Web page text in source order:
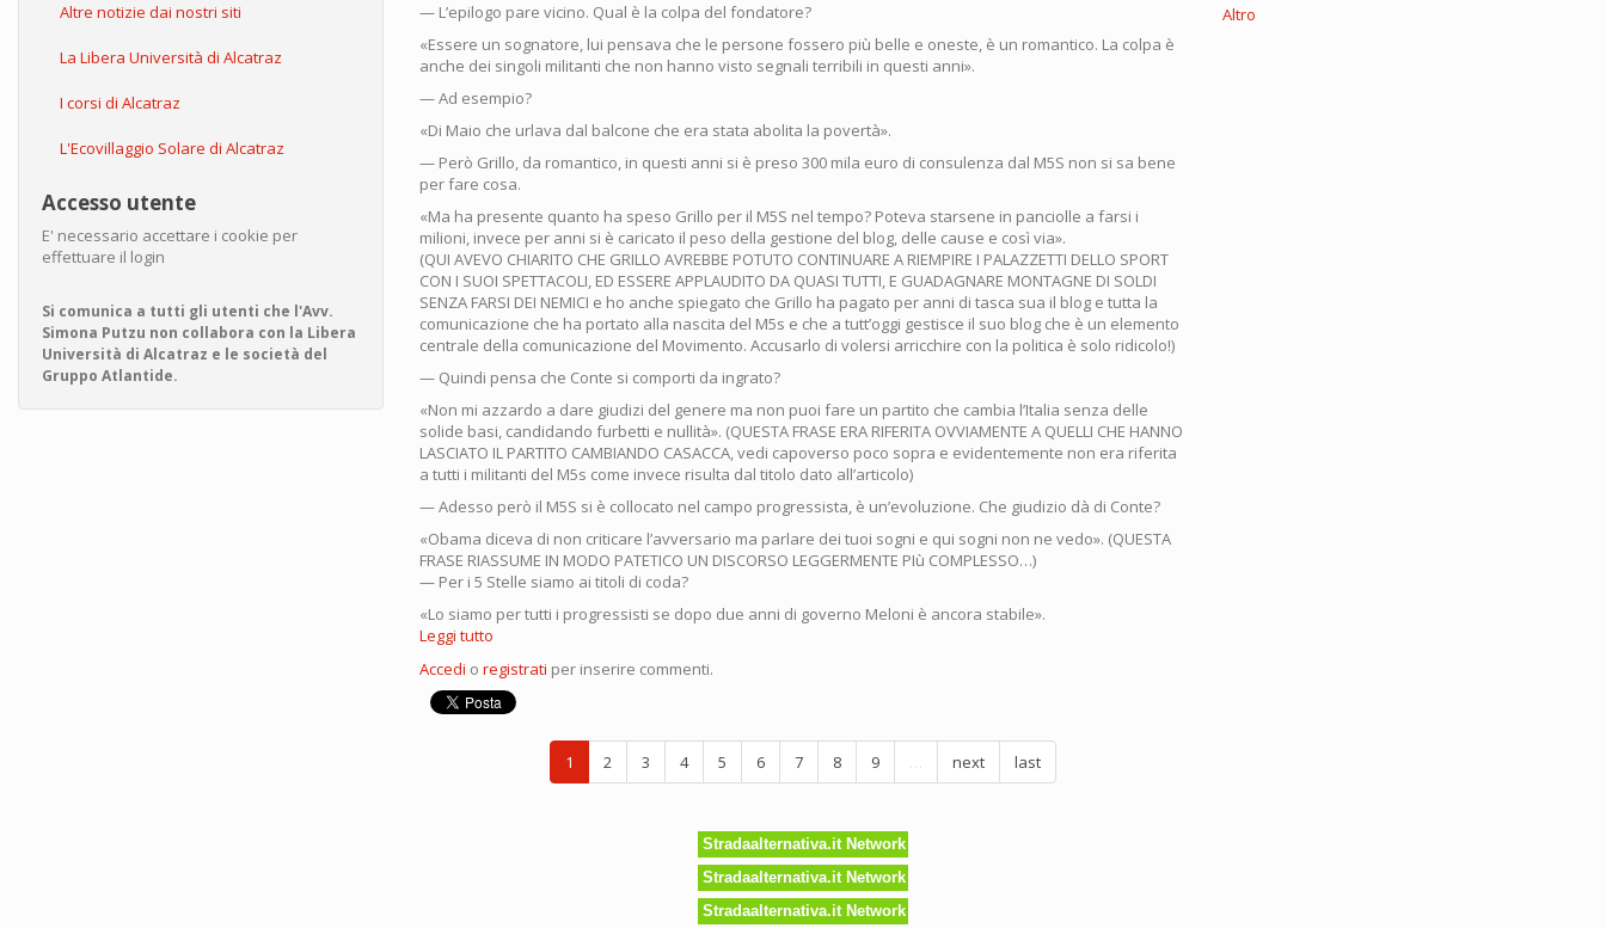
Altre notizie dai nostri siti
La Libera Università di Alcatraz
I corsi di Alcatraz
L'Ecovillaggio Solare di Alcatraz
Accesso utente
E' necessario accettare i cookie per
effettuare il login
Si comunica a tutti gli utenti che l'Avv.
Simona Putzu non collabora con la Libera
Università di Alcatraz e le società del
Gruppo Atlantide.
— L’epilogo pare vicino. Qual è la colpa del fondatore?
«Essere un sognatore, lui pensava che le persone fossero più belle e oneste, è un romantico. La colpa è
anche dei singoli militanti che non hanno visto segnali terribili in questi anni».
— Ad esempio?
«Di Maio che urlava dal balcone che era stata abolita la povertà».
— Però Grillo, da romantico, in questi anni si è preso 300 mila euro di consulenza dal M5S non si sa bene
per fare cosa.
«Ma ha presente quanto ha speso Grillo per il M5S nel tempo? Poteva starsene in panciolle a farsi i
milioni, invece per anni si è caricato il peso della gestione del blog, delle cause e così via».
(QUI AVEVO CHIARITO CHE GRILLO AVREBBE POTUTO CONTINUARE A RIEMPIRE I PALAZZETTI DELLO SPORT
CON I SUOI SPETTACOLI, ED ESSERE APPLAUDITO DA QUASI TUTTI, E GUADAGNARE MONTAGNE DI SOLDI
SENZA FARSI DEI NEMICI e ho anche spiegato che Grillo ha pagato per anni di tasca sua il blog e tutta la
comunicazione che ha portato alla nascita del M5s e che a tutt’oggi gestisce il suo blog che è un elemento
centrale della comunicazione del Movimento. Accusarlo di volersi arricchire con la politica è solo ridicolo!)
— Quindi pensa che Conte si comporti da ingrato?
«Non mi azzardo a dare giudizi del genere ma non puoi fare un partito che cambia l’Italia senza delle
solide basi, candidando furbetti e nullità». (QUESTA FRASE ERA RIFERITA OVVIAMENTE A QUELLI CHE HANNO
LASCIATO IL PARTITO CAMBIANDO CASACCA, vedi capoverso poco sopra e evidentemente non era riferita
a tutti i militanti del M5s come invece risulta dal titolo dato all’articolo)
— Adesso però il M5S si è collocato nel campo progressista, è un’evoluzione. Che giudizio dà di Conte?
«Obama diceva di non criticare l’avversario ma parlare dei tuoi sogni e qui sogni non ne vedo». (QUESTA
FRASE RIASSUME IN MODO PATETICO UN DISCORSO LEGGERMENTE PIù COMPLESSO…)
— Per i 5 Stelle siamo ai titoli di coda?
«Lo siamo per tutti i progressisti se dopo due anni di governo Meloni è ancora stabile».
Leggi tutto
falsifica
le
mie
Accedi o registrati per inserire commenti.
1 2 3 4 5 6 7 8 9 … next last
Stradaalternativa.it Network
Stradaalternativa.it Network
Stradaalternativa.it Network
Altro